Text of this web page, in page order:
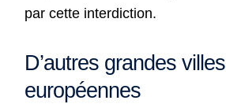
par cette interdiction.
D’autres grandes villes
européennes